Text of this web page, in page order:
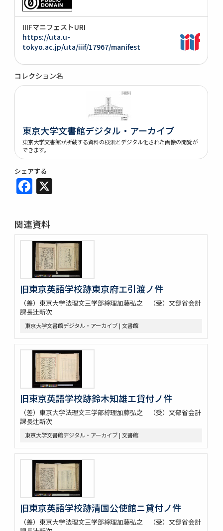
IIIFマニフェストURI
https://uta.u-
tokyo.ac.jp/uta/iiif/17967/manifest
コレクション名
東京大学文書館デジタル・アーカイブ
東京大学文書館が所蔵する資料の検索とデジタル化された画像の閲覧が
できます。
シェアする
Facebook
関連資料
旧東京英語学校跡東京府エ引渡ノ件
（差）東京大学法理文三学部綜理加藤弘之 （受）文部省会計
課長辻新次
東京大学文書館デジタル・アーカイブ | 文書館
旧東京英語学校跡鈴木知雄エ貸付ノ件
（差）東京大学法理文三学部綜理加藤弘之 （受）文部省会計
課長辻新次
東京大学文書館デジタル・アーカイブ | 文書館
旧東京英語学校跡清国公使館ニ貸付ノ件
（差）東京大学法理文三学部綜理加藤弘之 （受）文部省会計